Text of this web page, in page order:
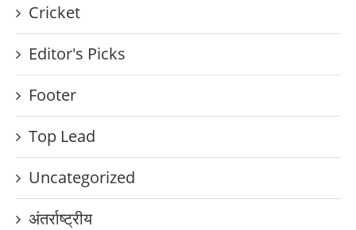
Cricket
Editor's Picks
Footer
Top Lead
Uncategorized
अंतर्राष्ट्रीय